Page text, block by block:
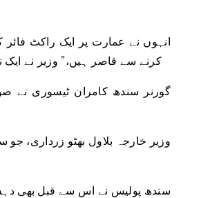
کرنے سے قاصر ہیں،” وزیر نے ایک
گورنر سندھ کامران ٹیسوری نے
وزیر خارجہ بلاول بھٹو زرداری،
سندھ پولیس نے اس سے قبل بھی